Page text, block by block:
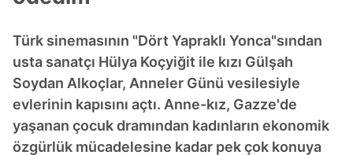
Türk sinemasının "Dört Yapraklı Yonca"sından
usta sanatçı Hülya Koçyiğit ile kızı Gülşah
Soydan Alkoçlar, Anneler Günü vesilesiyle
evlerinin kapısını açtı. Anne-kız, Gazze'de
yaşanan çocuk dramından kadınların ekonomik
özgürlük mücadelesine kadar pek çok konuya